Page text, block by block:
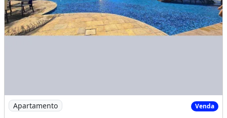
Imagem: Apartamento com 2 quartos no Porto das Dunas
Apartamento Venda